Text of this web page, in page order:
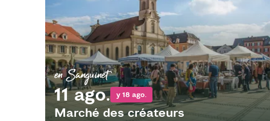
en Sanguinet
11 ago. y 18 ago.
Marché des créateurs